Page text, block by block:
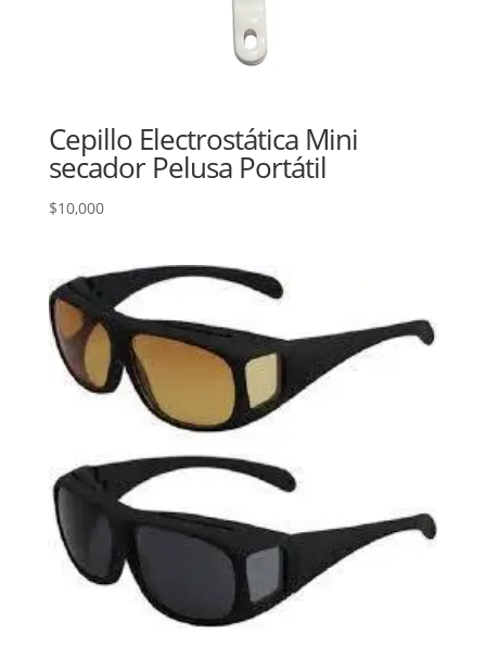
Cepillo Electrostática Mini
secador Pelusa Portátil
$10,000